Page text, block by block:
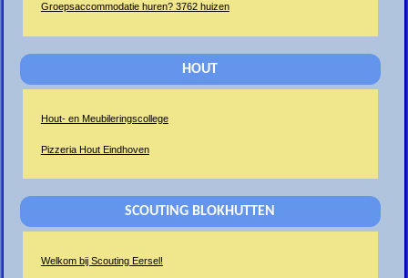
Groepsaccommodatie huren? 3762 huizen
HOUT
Hout- en Meubileringscollege
Pizzeria Hout Eindhoven
SCOUTING BLOKHUTTEN
Welkom bij Scouting Eersel!